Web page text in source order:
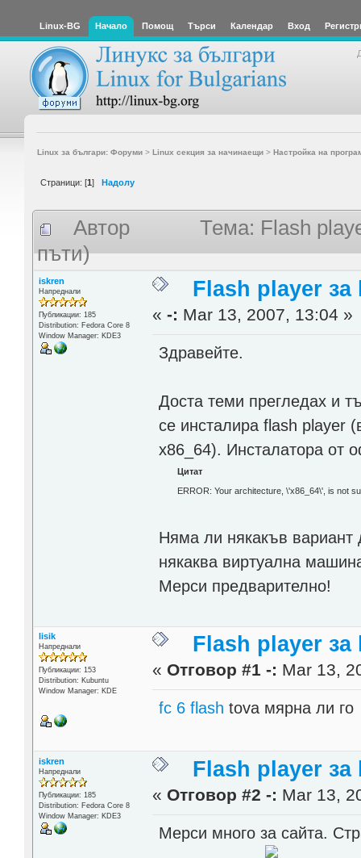
Linux-BG Начало Помощ Търси Календар Вход
Linux за българи: Форуми> Linux секция за начинаещи> Настройка на
Страници: [1] Надолу
Автор
Тема: Flash
пъти)
iskren
Напреднали
Публикации: 185
Distribution: Fedora Core 8
Window Manager: KDE3
Flash player за
«-: Mar 13, 2007, 13:04 »
Здравейте.
Доста теми прегледах и
се инсталира flash player
x86_64). Инсталатора от
Цитат
ERROR: Your architecture, \'x86_64\', is not
Няма ли някакъв вариант
някаква виртуална
Мерси предварително!
lisik
Напреднали
Публикации: 153
Distribution: Kubuntu
Window Manager: KDE
Flash player за
« Отговор #1 -: Mar 13,
fc 6 flash tova мярна ли го
iskren
Напреднали
Публикации: 185
Distribution: Fedora Core 8
Window Manager: KDE3
Flash player за
« Отговор #2 -: Mar 13,
Мерси много за сайта.